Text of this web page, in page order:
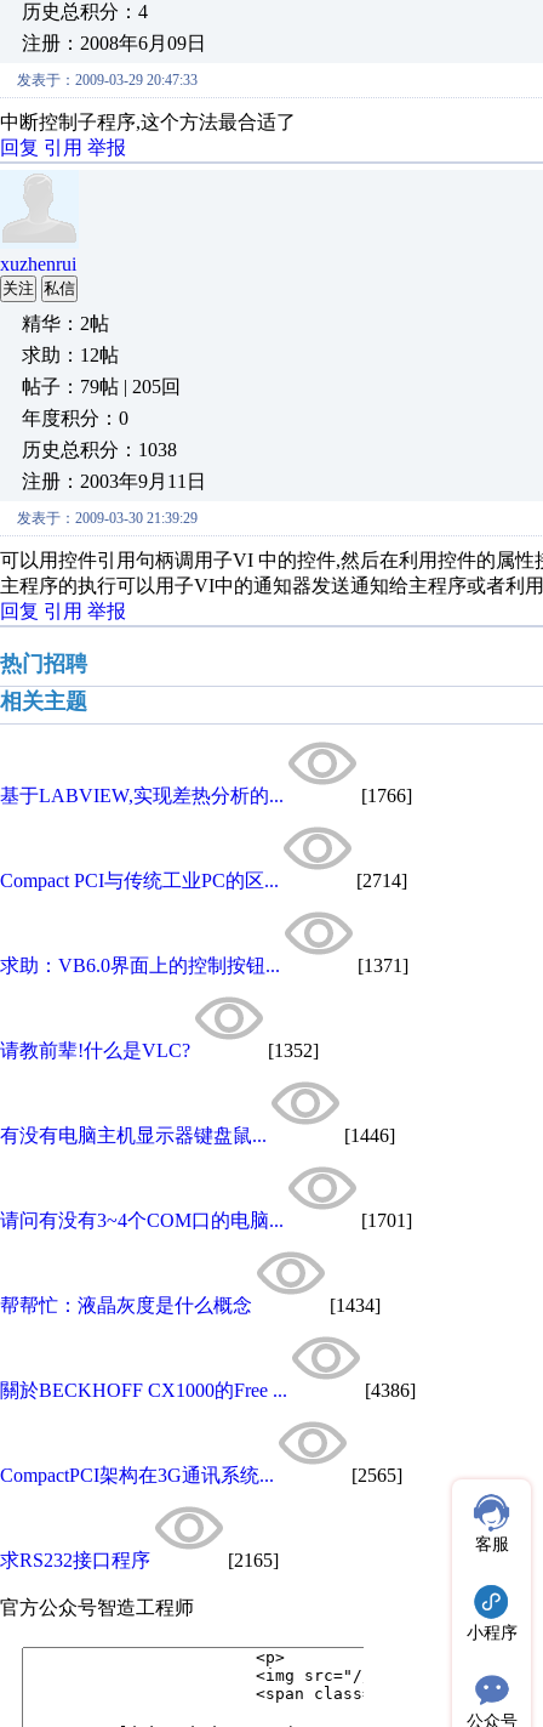
历史总积分：4
注册：2008年6月09日
发表于：2009-03-29 20:47:33
中断控制子程序,这个方法最合适了
回复 引用 举报
xuzhenrui
关注 私信
精华：2帖
求助：12帖
帖子：79帖 | 205回
年度积分：0
历史总积分：1038
注册：2003年9月11日
发表于：2009-03-30 21:39:29
可以用控件引用句柄调用子VI 中的控件,然后在利用控件的属
主程序的执行可以用子VI中的通知器发送通知给主程序或者利
回复 引用 举报
热门招聘
相关主题
基于LABVIEW,实现差热分析的... [1766]
Compact PCI与传统工业PC的区... [2714]
求助：VB6.0界面上的控制按钮... [1371]
请教前辈!什么是VLC? [1352]
有没有电脑主机显示器键盘鼠... [1446]
请问有没有3~4个COM口的电脑... [1701]
帮帮忙：液晶灰度是什么概念 [1434]
關於BECKHOFF CX1000的Free ... [4386]
CompactPCI架构在3G通讯系统... [2565]
求RS232接口程序 [2165]
官方公众号智造工程师
客服
小程序
公众号